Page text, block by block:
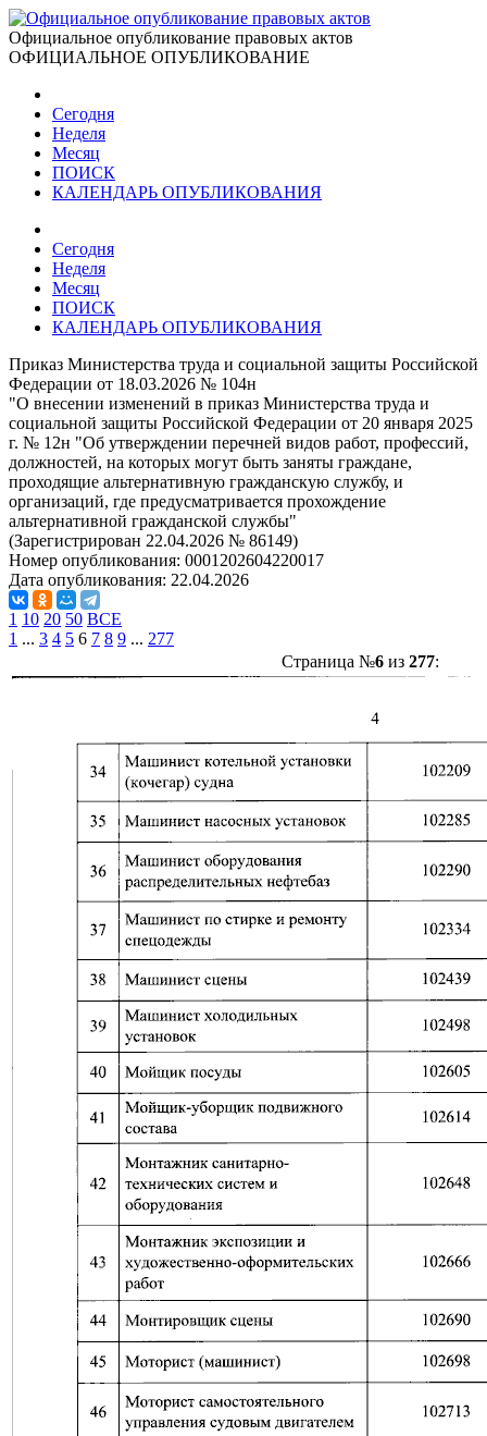
Официальное опубликование правовых актов
ОФИЦИАЛЬНОЕ ОПУБЛИКОВАНИЕ
Сегодня
Неделя
Месяц
ПОИСК
КАЛЕНДАРЬ ОПУБЛИКОВАНИЯ
Сегодня
Неделя
Месяц
ПОИСК
КАЛЕНДАРЬ ОПУБЛИКОВАНИЯ
Приказ Министерства труда и социальной защиты Российской
Федерации от 18.03.2026 № 104н
"О внесении изменений в приказ Министерства труда и
социальной защиты Российской Федерации от 20 января 2025
г. № 12н "Об утверждении перечней видов работ, профессий,
должностей, на которых могут быть заняты граждане,
проходящие альтернативную гражданскую службу, и
организаций, где предусматривается прохождение
альтернативной гражданской службы"
(Зарегистрирован 22.04.2026 № 86149)
Номер опубликования: 0001202604220017
Дата опубликования: 22.04.2026
1 10 20 50 ВСЕ
1 ... 3 4 5 6 7 8 9 ... 277
Страница №6из 277: